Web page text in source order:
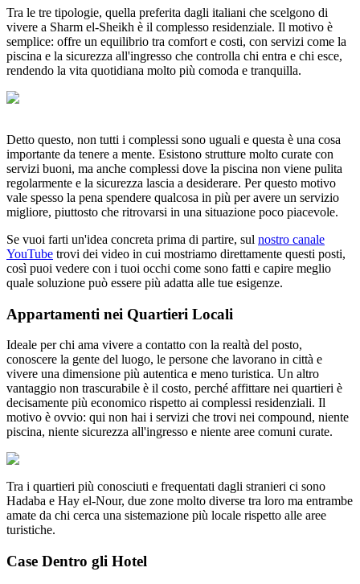
Tra le tre tipologie, quella preferita dagli italiani che scelgono di
vivere a Sharm el-Sheikh è il complesso residenziale. Il motivo è
semplice: offre un equilibrio tra comfort e costi, con servizi come la
piscina e la sicurezza all'ingresso che controlla chi entra e chi esce,
rendendo la vita quotidiana molto più comoda e tranquilla.
Detto questo, non tutti i complessi sono uguali e questa è una cosa
importante da tenere a mente. Esistono strutture molto curate con
servizi buoni, ma anche complessi dove la piscina non viene pulita
regolarmente e la sicurezza lascia a desiderare. Per questo motivo
vale spesso la pena spendere qualcosa in più per avere un servizio
migliore, piuttosto che ritrovarsi in una situazione poco piacevole.
Se vuoi farti un'idea concreta prima di partire, sul nostro canale
YouTube trovi dei video in cui mostriamo direttamente questi posti,
così puoi vedere con i tuoi occhi come sono fatti e capire meglio
quale soluzione può essere più adatta alle tue esigenze.
Appartamenti nei Quartieri Locali
Ideale per chi ama vivere a contatto con la realtà del posto,
conoscere la gente del luogo, le persone che lavorano in città e
vivere una dimensione più autentica e meno turistica. Un altro
vantaggio non trascurabile è il costo, perché affittare nei quartieri è
decisamente più economico rispetto ai complessi residenziali. Il
motivo è ovvio: qui non hai i servizi che trovi nei compound, niente
piscina, niente sicurezza all'ingresso e niente aree comuni curate.
Tra i quartieri più conosciuti e frequentati dagli stranieri ci sono
Hadaba e Hay el-Nour, due zone molto diverse tra loro ma entrambe
amate da chi cerca una sistemazione più locale rispetto alle aree
turistiche.
Case Dentro gli Hotel